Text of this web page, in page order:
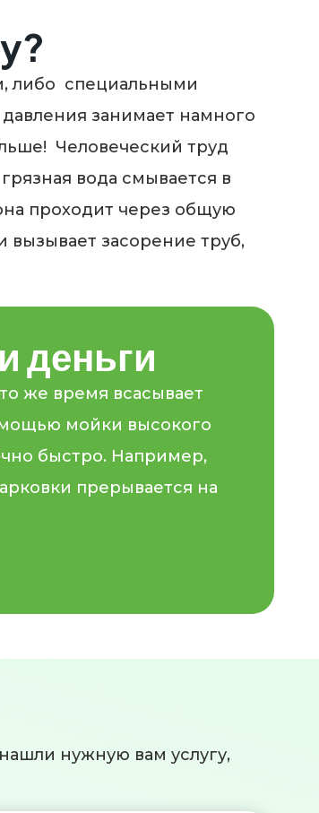
либо специальными
занимает намного
Человеческий труд
вода смывается в
проходит через общую
вызывает засорение труб,
деньги
же время всасывает
мойки высокого
быстро. Например,
прерывается на
нужную вам услугу,